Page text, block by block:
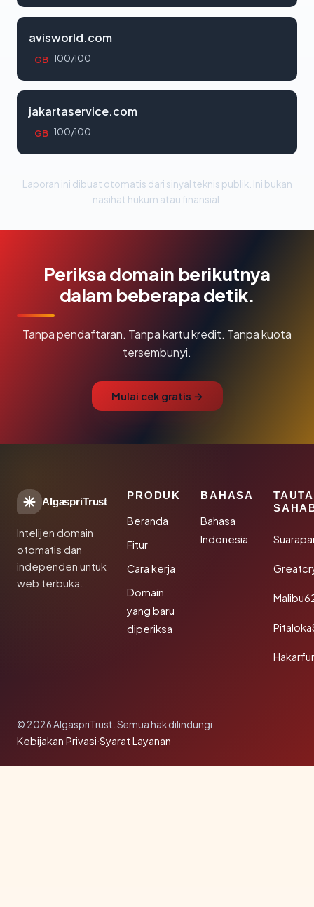
avisworld.com
GB 100/100
jakartaservice.com
GB 100/100
Laporan ini dibuat otomatis dari sinyal teknis publik. Ini bukan
nasihat hukum atau finansial.
Periksa domain berikutnya
dalam beberapa detik.
Tanpa pendaftaran. Tanpa kartu kredit. Tanpa kuota
tersembunyi.
Mulai cek gratis →
AlgaspriTrust
Intelijen domain
otomatis dan
independen untuk
web terbuka.
PRODUK
Beranda
Fitur
Cara kerja
Domain
yang baru
diperiksa
BAHASA
Bahasa
Indonesia
© 2026 AlgaspriTrust. Semua hak dilindungi.
Kebijakan Privasi·Syarat Layanan